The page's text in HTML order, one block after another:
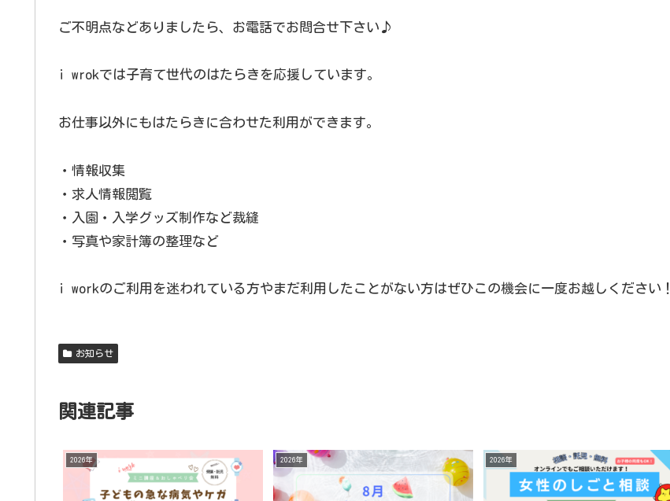
ご不明点などありましたら、お電話でお問合せ下さい♪
i wrokでは子育て世代のはたらきを応援しています。
お仕事以外にもはたらきに合わせた利用ができます。
・情報収集
・求人情報閲覧
・入園・入学グッズ制作など裁縫
・写真や家計簿の整理など
i workのご利用を迷われている方やまだ利用したことがない方はぜひこの機会に一度お越しください！
お知らせ
関連記事
2026年 2026年 2026年